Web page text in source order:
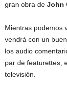
gran obra de John
Mientras podemos
vendrá con un
los audio
par de featurettes,
televisión.